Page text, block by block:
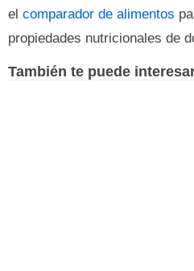
el comparador de alimentos
propiedades nutricionales de
También te puede